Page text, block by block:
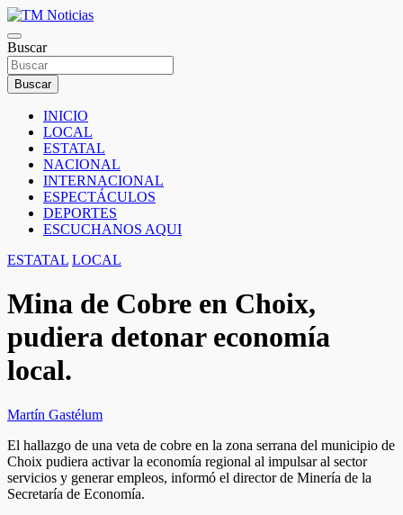
Saltar
al
contenido
TM Noticias
TM Noticias
Buscar
Buscar
INICIO
LOCAL
ESTATAL
NACIONAL
INTERNACIONAL
ESPECTÁCULOS
DEPORTES
ESCUCHANOS AQUI
ESTATAL LOCAL
Mina de Cobre en Choix,
pudiera detonar economía
local.
Martín Gastélum
El hallazgo de una veta de cobre en la zona serrana del municipio de
Choix pudiera activar la economía regional al impulsar al sector
servicios y generar empleos, informó el director de Minería de la
Secretaría de Economía.